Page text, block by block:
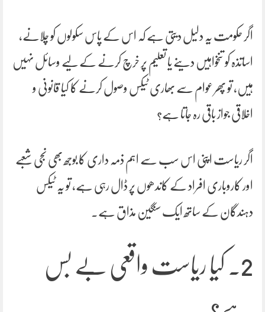
اگر حکومت یہ دلیل دیتی ہے کہ اس کے پاس سکولوں کو چلانے،
اساتذہ کو تنخواہیں دینے یا تعلیم پر خرچ کرنے کے لیے وسائل نہیں
ہیں، تو پھر عوام سے بھاری ٹیکس وصول کرنے کا کیا قانونی و
اخلاقی جواز باقی رہ جاتا ہے؟
اگر ریاست اپنی اس سب سے اہم ذمہ داری کا بوجھ بھی نجی شعبے
اور کاروباری افراد کے کاندھوں پر ڈال رہی ہے، تو یہ ٹیکس
دہندگان کے ساتھ ایک سنگین مذاق ہے۔
2. کیا ریاست واقعی بے بس
ہے؟